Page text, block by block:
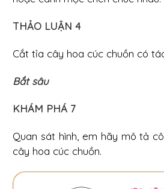
THẢO LUẬN 4
Cắt tỉa cây hoa cúc chuồn có
Bắt sâu
KHÁM PHÁ 7
Quan sát hình, em hãy mô tả
cây hoa cúc chuồn.